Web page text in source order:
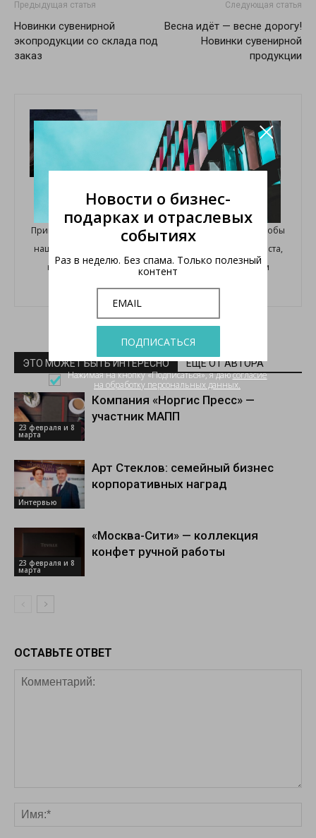
Новости о бизнес-
подарках и отраслевых
событиях
Раз в неделю. Без спама. Только полезный
контент
ПОДПИСАТЬСЯ
Нажимая на кнопку «Подписаться», я даюсогласие
на обработку персональных данных.
×
Предыдущая статья
Новинки сувенирной
экопродукции со склада под
заказ
Следующая статья
Весна идёт — весне дорогу!
Новинки сувенирной
продукции
Администратор
Привет! Я - администратор сайта МАПП. Я очень хочу, чтобы
наш сайт был красивым и полезным, поэтому, пожалуйста,
не засоряй его злобными комментариями и всяким
мусором. Заранее, благодарна!
ЭТО МОЖЕТ БЫТЬ ИНТЕРЕСНО ЕЩЕ ОТ АВТОРА
23 февраля и 8
марта
Компания «Норгис Пресс» —
участник МАПП
Интервью
Арт Стеклов: семейный бизнес
корпоративных наград
23 февраля и 8
марта
«Москва-Сити» — коллекция
конфет ручной работы
ОСТАВЬТЕ ОТВЕТ